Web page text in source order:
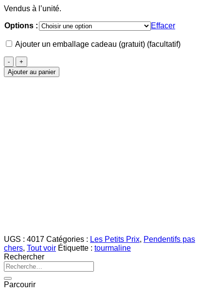
Vendus à l’unité.
Options : Effacer
Ajouter un emballage cadeau (gratuit) (facultatif)
quantité
de
Tourmaline
Ajouter au panier
UGS : 4017 Catégories : Les Petits Prix, Pendentifs pas
chers, Tout voir Étiquette : tourmaline
Rechercher
Recherche
pour :
Parcourir